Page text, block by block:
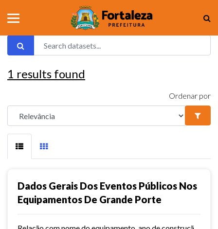
1 results found
Ordenar por
Dados Gerais Dos Eventos Públicos Nos
Equipamentos De Grande Porte